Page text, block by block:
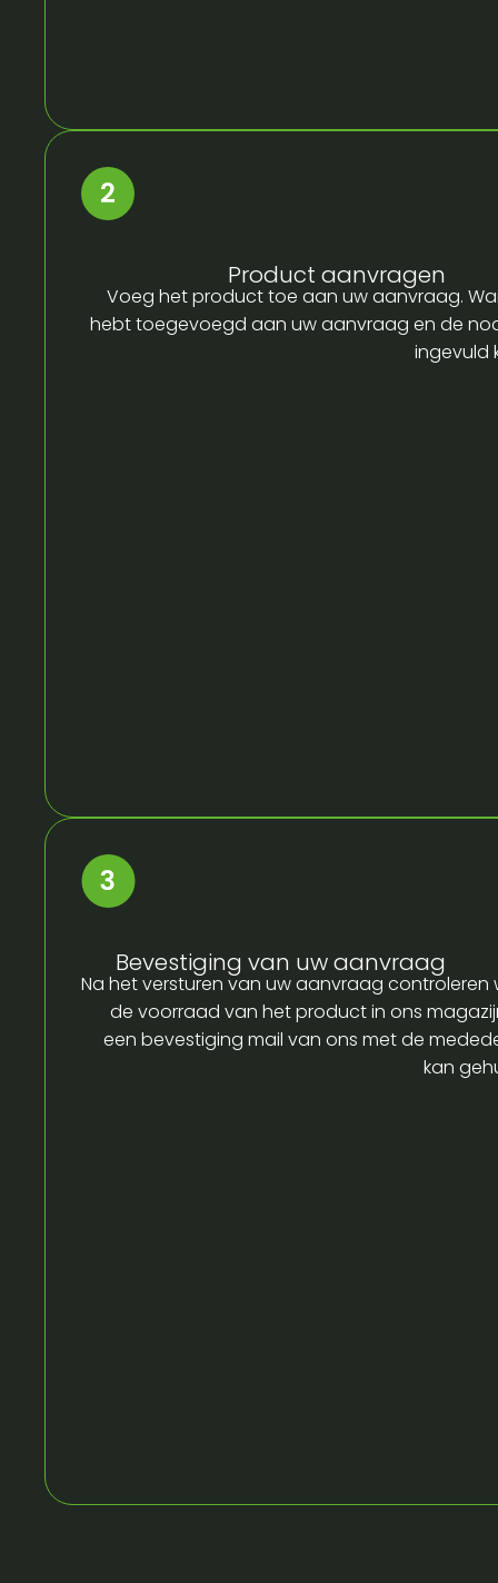
Product aanvragen
Voeg het product toe aan uw aanvraag.
hebt toegevoegd aan uw aanvraag en de
ingevuld
Bevestiging van uw aanvraag
Na het versturen van uw aanvraag controleren
de voorraad van het product in ons
een bevestiging mail van ons met de
kan